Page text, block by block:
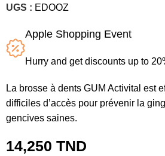
UGS : EDOOZ
Apple Shopping Event
Hurry and get discounts up to
La brosse à dents GUM Activital est
difficiles d’accès pour prévenir la
gencives saines.
14,250TND